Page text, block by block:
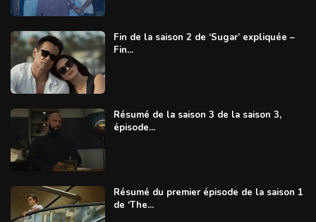
Fin de la saison 2 de ‘Sugar’ expliquée –
Fin...
Résumé de la saison 3 de la saison 3,
épisode...
Résumé du premier épisode de la saison 1
de ‘The...